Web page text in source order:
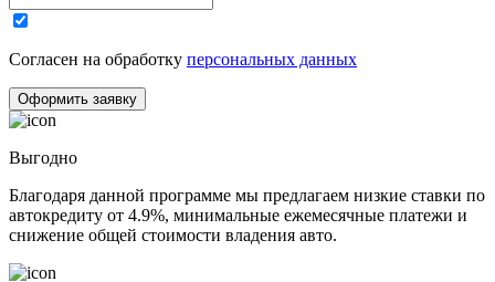
Согласен на обработку персональных данных
Оформить заявку
Выгодно
Благодаря данной программе мы предлагаем низкие ставки по
автокредиту от 4.9%, минимальные ежемесячные платежи и
снижение общей стоимости владения авто.